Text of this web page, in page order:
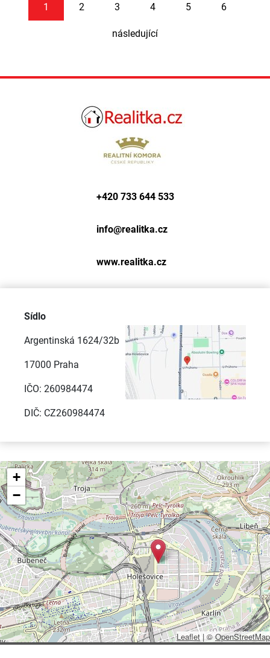
1 2 3 4 5 6
následující
+420 733 644 533
info@realitka.cz
www.realitka.cz
Sídlo
Argentinská 1624/32b
17000 Praha
IČO: 260984474
DIČ: CZ260984474
+
−
Leaflet |©OpenStreetMap